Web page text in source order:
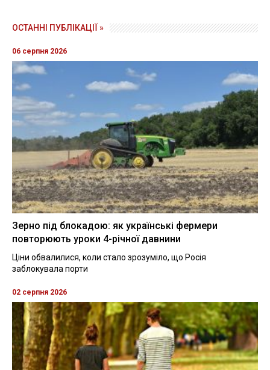
ОСТАННІ ПУБЛІКАЦІЇ »
06 серпня 2026
Зерно під блокадою: як українські фермери
повторюють уроки 4-річної давнини
Ціни обвалилися, коли стало зрозуміло, що Росія
заблокувала порти
02 серпня 2026